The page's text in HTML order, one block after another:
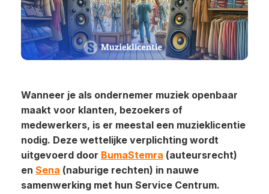
Wanneer je als ondernemer muziek openbaar
maakt voor klanten, bezoekers of
medewerkers, is er meestal een muzieklicentie
nodig. Deze wettelijke verplichting wordt
uitgevoerd door BumaStemra (auteursrecht)
en Sena (naburige rechten) in nauwe
samenwerking met hun Service Centrum.